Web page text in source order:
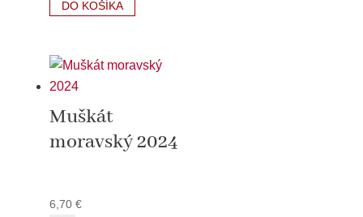
DO KOŠÍKA
Muškát
moravský 2024
6,70 €